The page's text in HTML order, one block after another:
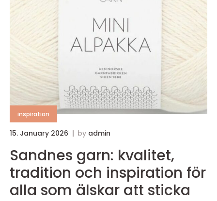
inspiration
15. January 2026 by admin
Sandnes garn: kvalitet,
tradition och inspiration för
alla som älskar att sticka